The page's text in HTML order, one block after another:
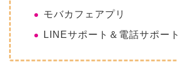
モバカフェアプリ
LINEサポート＆電話サポート